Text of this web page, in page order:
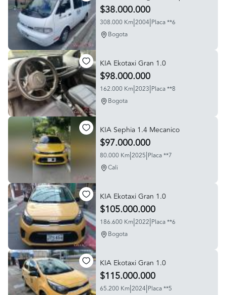
$38.000.000
308.000 Km|2004|Placa **6
Bogota
KIA Ekotaxi Gran 1.0
$98.000.000
162.000 Km|2023|Placa **8
Bogota
KIA Sephia 1.4 Mecanico
$97.000.000
80.000 Km|2025|Placa **7
Cali
KIA Ekotaxi Gran 1.0
$105.000.000
186.600 Km|2022|Placa **6
Bogota
KIA Ekotaxi Gran 1.0
$115.000.000
65.200 Km|2024|Placa **5